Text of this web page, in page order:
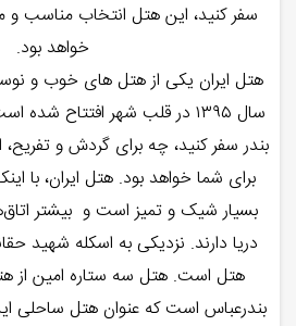
سفر کنید، این هتل انتخاب مناسب و
خواهد بود.
هتل ایران یکی از هتل‌ های خوب و
سال ۱۳۹۵ در قلب شهر افتتاح
بندر سفر کنید، چه برای گردش و
برای شما خواهد بود. هتل ایران، با
بسیار شیک و تمیز است و بیشتر
دریا دارند. نزدیکی به اسکله شهید
هتل است. هتل سه ستاره امین از
بندرعباس است که عنوان هتل ساحلی